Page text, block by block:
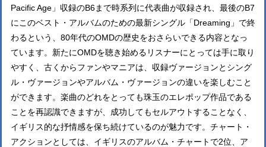
Pacific Age」収録のB6まで時系列に代表曲が収録され、最後のB7
にこのベスト・アルバムのための最新シングル「Dreaming」で終
わるという、80年代のOMDの歴史をおさらいできる内容となっ
ています。新たにOMDを聴き始めるリスナーにとっては手に取り
やすく、古くからファンやマニアは、収録ヴァージョンとシング
ル・ヴァージョンやアルバム・ヴァージョンの違いを楽しむこと
ができます。楽曲のどれをとっても珠玉のエレポップ作品である
ことを再認識できますが、成功してもセルアウトすることなく、
イギリス的な抒情感を保ち続けているのが魅力です。チャート・
アクションとしては、イギリスのアルバム・チャートで2位、ア